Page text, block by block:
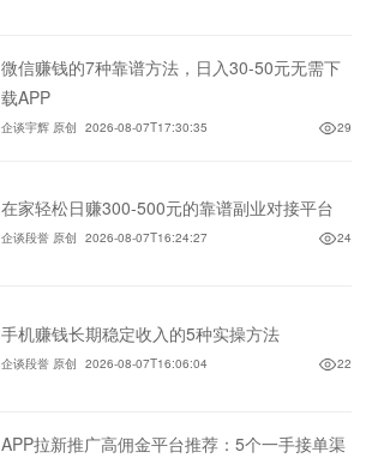
微信赚钱的7种靠谱方法，日入30-50元无需下
载APP
企谈宇辉 原创 2026-08-07T17:30:35 29
在家轻松日赚300-500元的靠谱副业对接平台
企谈段誉 原创 2026-08-07T16:24:27 24
手机赚钱长期稳定收入的5种实操方法
企谈段誉 原创 2026-08-07T16:06:04 22
APP拉新推广高佣金平台推荐：5个一手接单渠